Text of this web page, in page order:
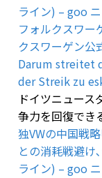
ライン) – goo
フォルクスワー
クスワーゲン公
Darum streitet
der Streik zu
ドイツニュース
争力を回復でき
独VWの中国戦
との消耗戦避け
ライン) – goo